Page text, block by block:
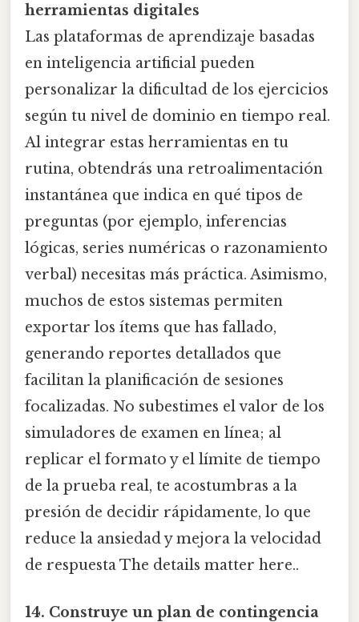
herramientas digitales
Las plataformas de aprendizaje basadas
en inteligencia artificial pueden
personalizar la dificultad de los ejercicios
según tu nivel de dominio en tiempo real.
Al integrar estas herramientas en tu
rutina, obtendrás una retroalimentación
instantánea que indica en qué tipos de
preguntas (por ejemplo, inferencias
lógicas, series numéricas o razonamiento
verbal) necesitas más práctica. Asimismo,
muchos de estos sistemas permiten
exportar los ítems que has fallado,
generando reportes detallados que
facilitan la planificación de sesiones
focalizadas. No subestimes el valor de los
simuladores de examen en línea; al
replicar el formato y el límite de tiempo
de la prueba real, te acostumbras a la
presión de decidir rápidamente, lo que
reduce la ansiedad y mejora la velocidad
de respuesta The details matter here..
14. Construye un plan de contingencia